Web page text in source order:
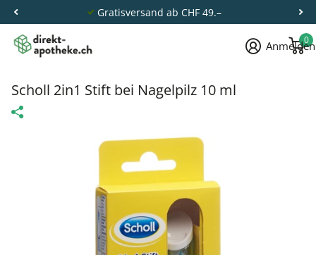
Gratisversand ab CHF 49.–
Anmelden
0
Scholl 2in1 Stift bei Nagelpilz 10 ml